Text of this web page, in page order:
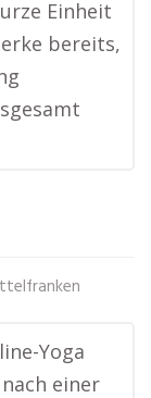
Einheit
bereits,
Yoga
einer